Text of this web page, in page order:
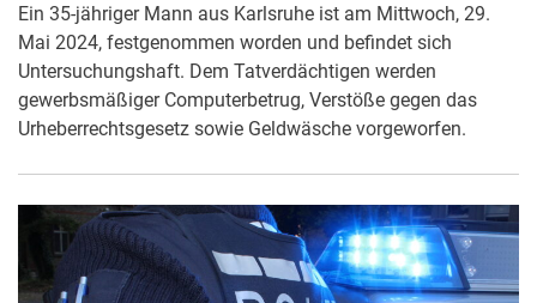
Ein 35-jähriger Mann aus Karlsruhe ist am Mittwoch, 29.
Mai 2024, festgenommen worden und befindet sich
Untersuchungshaft. Dem Tatverdächtigen werden
gewerbsmäßiger Computerbetrug, Verstöße gegen das
Urheberrechtsgesetz sowie Geldwäsche vorgeworfen.